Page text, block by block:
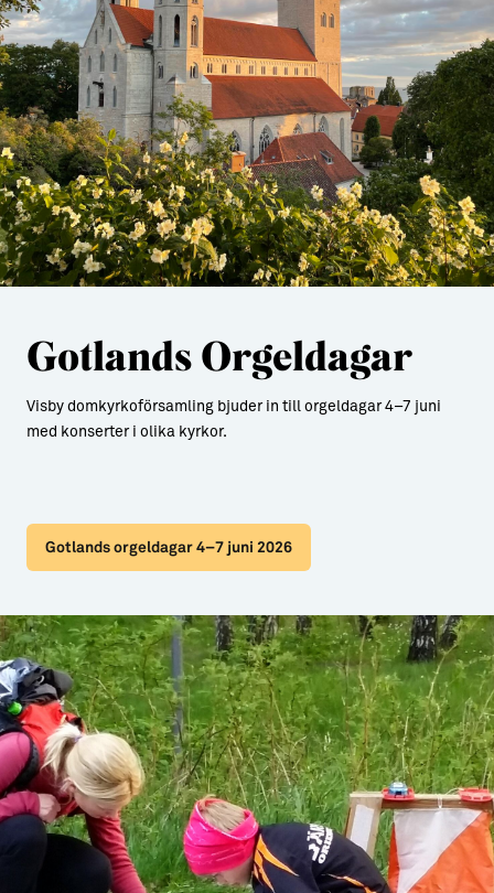
Gotlands Orgeldagar
Visby domkyrkoförsamling bjuder in till orgeldagar 4–7 juni
med konserter i olika kyrkor.
Gotlands orgeldagar 4–7 juni 2026